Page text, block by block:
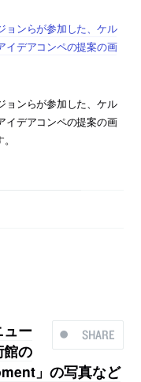
ョンらが参加した、ケル
イデアコンペの提案の画
ョンらが参加した、ケル
イデアコンペの提案の画
SHARE
ュー
館の
」の写真など